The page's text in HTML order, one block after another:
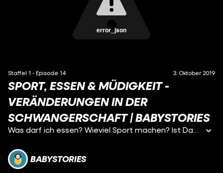
error_json
Staffel 1 - Episode 14 3. Oktober 2019
SPORT, ESSEN & MÜDIGKEIT -
VERÄNDERUNGEN IN DER
SCHWANGERSCHAFT | BABYSTORIES
Was darf ich essen? Wieviel Sport machen? Ist Dauerhunger normal? Kisu erzählt bei Babystories von den Veränderungen im Körper & Verhalten bezüglich Sport, Ernährung & Müdigkeit in der Schwangerschaft...
BABYSTORIES